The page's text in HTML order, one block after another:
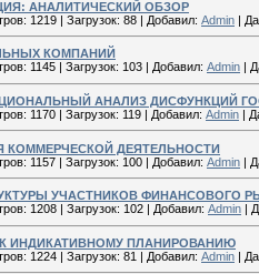
АНАЛИТИЧЕСКИЙ ОБЗОР
1219 | Загрузок: 88 | Добавил: Admin |
КОМПАНИЙ
1145 Загрузок: 103 Добавил: Admin
АНАЛИЗ ДИСФУНКЦИЙ
1170 | Загрузок: 119 | Добавил: Admin |
КОММЕРЧЕСКОЙ ДЕЯТЕЛЬНОСТИ
1157 | Загрузок: 100 | Добавил: Admin |
УЧАСТНИКОВ ФИНАНСОВОГО
1208 Загрузок: 102 Добавил: Admin
ИНДИКАТИВНОМУ ПЛАНИРОВАНИЮ
1224 | Загрузок: 81 | Добавил: Admin |